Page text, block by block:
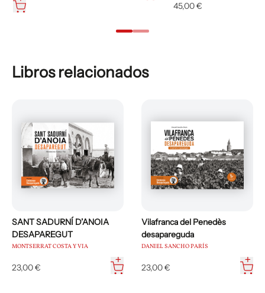
Libros relacionados
SANT SADURNÍ D’ANOIA
DESAPAREGUT
MONTSERRAT COSTA Y VIA
23,00 €
Vilafranca del Penedès
desapareguda
DANIEL SANCHO PARÍS
23,00 €